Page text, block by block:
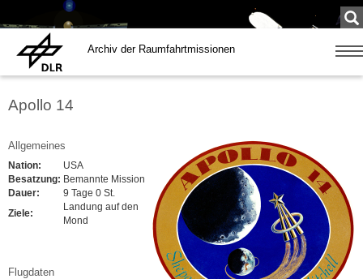
Archiv der Raumfahrtmissionen
Zeige
Apollo 14
Allgemeines
Nation:
USA
Besatzung: Bemannte Mission
Dauer:
9 Tage 0 St.
Ziele:
Landung auf den
Mond
Flugdaten